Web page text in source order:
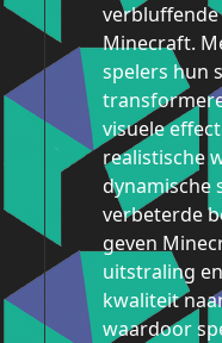
Minecraft.
spelers hun
visuele
realistische
dynamische
verbeterde
geven
uitstraling
kwaliteit
waardoor